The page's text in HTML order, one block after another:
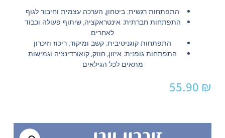
התפתחות רגשית: ביטחון, הערכה עצמית וחיבור לגוף
התפתחות חברתית: אינטראקציה, שיתוף פעולה וכבוד
לאחרים
התפתחות קוגניטיבית: קשב ומיקוד, ריכוז וזיכרון
התפתחות גופנית: איזון, חוזק, קואורדינציה וגמישות
מתאים לכל הגילאים
55.90 ₪